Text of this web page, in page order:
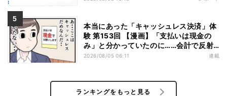
本当にあった「キャッシュレス決済」体
験 第153回 【漫画】「支払いは現金の
み」と分かっていたのに……会計で反射
的に出してしまったものは
2026/08/05 06:11 連載
ランキングをもっと見る